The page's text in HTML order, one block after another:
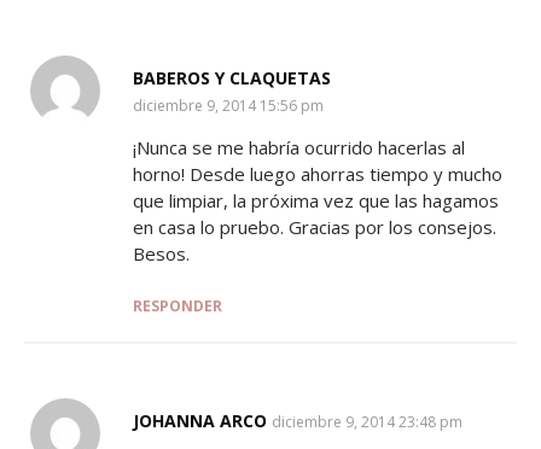
BABEROS Y CLAQUETAS
diciembre 9, 2014 15:56 pm
¡Nunca se me habría ocurrido hacerlas al
horno! Desde luego ahorras tiempo y mucho
que limpiar, la próxima vez que las hagamos
en casa lo pruebo. Gracias por los consejos.
Besos.
RESPONDER
JOHANNA ARCO SAYS:
diciembre 9, 2014 23:48 pm